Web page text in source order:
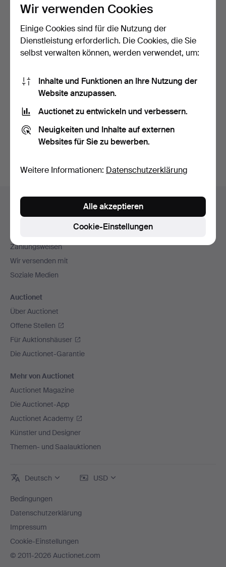
LOUIS VUITTON. Schuhe,
"Sneaker Run Away",…
9 Tage
22 USD
Sie können auch inBeendete Auktionen aus unserem
suchen.
Fußzeilen-
Kontakt mit dem Support aufnehmen
Zahlungsweisen
Wir versenden mit
Soziale Medien
Auctionet
Über Auctionet
Offene Stellen
Für Auktionshäuser
Die Auctionet-Garantie
Mehr von Auctionet
Auctionet Magazine
Die Auctionet-App
Auctionet Academy
Künstler und Designer
Themen- und Saalauktionen
Deutsch USD
Bedingungen
Datenschutzerklärung
Impressum
Cookie-Einstellungen
© 2011-2026 Auctionet.com
Wir verwenden Cookies
Einige Cookies sind für die Nutzung der
Dienstleistung erforderlich. Die Cookies, die Sie
selbst verwalten können, werden verwendet, um:
Inhalte und Funktionen an Ihre Nutzung der
Website anzupassen.
Auctionet zu entwickeln und verbessern.
Neuigkeiten und Inhalte auf externen
Websites für Sie zu bewerben.
Weitere Informationen: Datenschutzerklärung
Cookie-Einstellungen
Alle akzeptieren